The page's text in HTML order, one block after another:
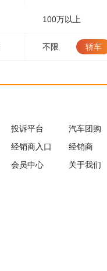
100万以上
不限 轿车
投诉平台 汽车团购
经销商入口 经销商
会员中心 关于我们